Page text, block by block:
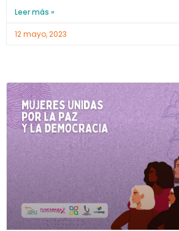
Leer más »
12 mayo, 2023